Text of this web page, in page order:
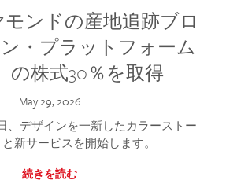
モンドの産地追跡ブロ
・プラットフォーム
の株式30％を取得
May 29, 2026
、デザインを一新したカラーストー
新サービスを開始します。
続きを読む